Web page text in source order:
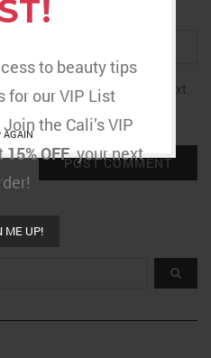
to beauty tips
for our VIP List
the Cali’s VIP
15% OFFyour next
ME UP!
AGAIN
in this browser for the next